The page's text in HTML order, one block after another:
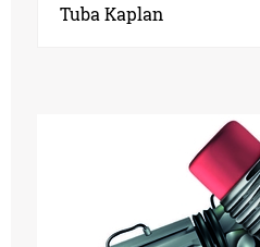
Tuba Kaplan